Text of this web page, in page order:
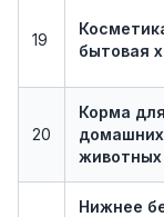
19
бытовая
20
Корма для
домашних
животных
Нижнее